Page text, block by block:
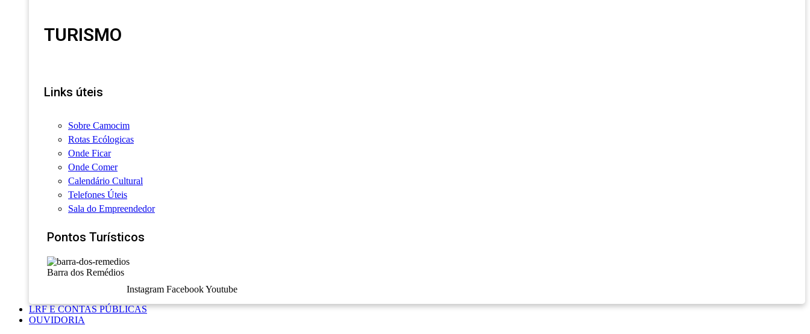
TURISMO
Links úteis
Sobre Camocim
Rotas Ecólogicas
Onde Ficar
Onde Comer
Calendário Cultural
Telefones Úteis
Sala do Empreendedor
Pontos Turísticos
Barra dos Remédios
Instagram FacebookYoutube
LRF E CONTAS PÚBLICAS
OUVIDORIA